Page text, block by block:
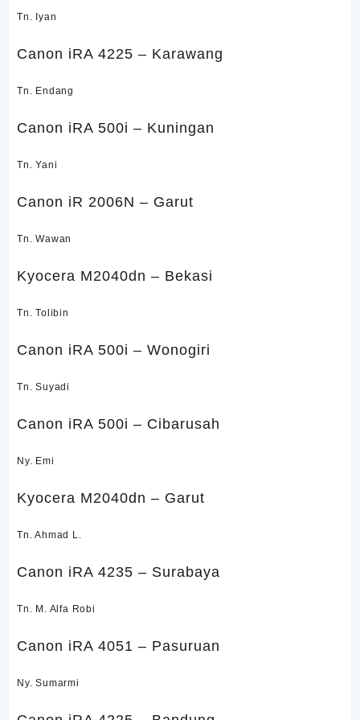
Tn. Iyan
Canon iRA 4225 – Karawang
Tn. Endang
Canon iRA 500i – Kuningan
Tn. Yani
Canon iR 2006N – Garut
Tn. Wawan
Kyocera M2040dn – Bekasi
Tn. Tolibin
Canon iRA 500i – Wonogiri
Tn. Suyadi
Canon iRA 500i – Cibarusah
Ny. Emi
Kyocera M2040dn – Garut
Tn. Ahmad L.
Canon iRA 4235 – Surabaya
Tn. M. Alfa Robi
Canon iRA 4051 – Pasuruan
Ny. Sumarmi